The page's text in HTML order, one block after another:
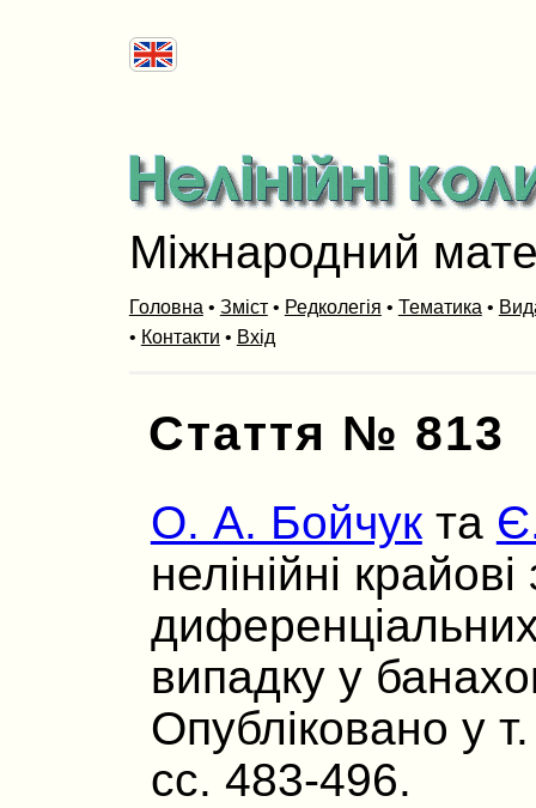
Міжнародний
Головна • Зміст• Редколегія • Тематика •
• Контакти • Вхід
Стаття № 813
О. А. Бойчукта
нелiнiйнi крайовi
випадку у
Опубліковано у
сс. 483-496.